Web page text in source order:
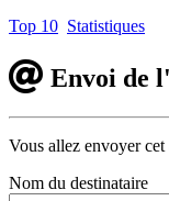
Top 10 Statistiques
Envoi de
Vous allez envoyer cet
Nom du destinataire